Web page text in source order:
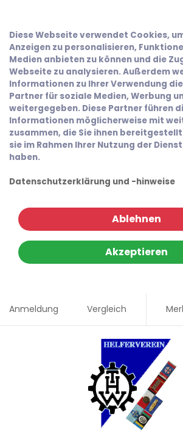
Diese Webseite verwendet Cookies,
Anzeigen zu personalisieren,
Medien anbieten zu können und die
Webseite zu analysieren. Außerdem
Informationen zu Ihrer Verwendung
Partner für soziale Medien, Werbung
weitergegeben. Diese Partner führen
Informationen möglicherweise mit
zusammen, die Sie ihnen
sie im Rahmen Ihrer Nutzung der
haben.
Datenschutzerklärung und -hinweise
Ablehnen
Akzeptieren
Anmeldung Vergleich